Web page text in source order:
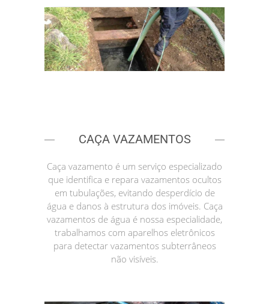
CAÇA VAZAMENTOS
Caça vazamento é um serviço especializado
que identifica e repara vazamentos ocultos
em tubulações, evitando desperdício de
água e danos à estrutura dos imóveis. Caça
vazamentos de água é nossa especialidade,
trabalhamos com aparelhos eletrônicos
para detectar vazamentos subterrâneos
não visíveis.